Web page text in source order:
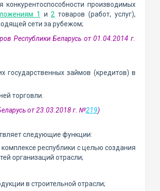
производимых
1 и2 товаров (работ, услуг),
сети за рубежом;
Республики Беларусь от 01.04.2014 г.
государственных займов (кредитов) в
торговли.
от 23.03.2018 г. №219)
следующие функции:
республики с целью создания
организаций отрасли;
в строительной отрасли;